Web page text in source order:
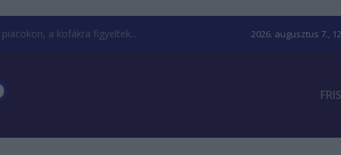
a kofákra figyeltek... 2026. augusztus 7.,